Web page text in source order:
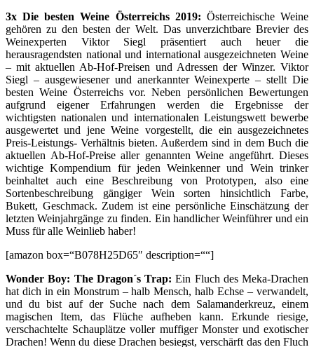
3x Die besten Weine Österreichs 2019: Österreichische Weine
gehören zu den besten der Welt. Das unverzichtbare Brevier des
Weinexperten Viktor Siegl präsentiert auch heuer die
herausragendsten national und international ausgezeichneten Weine
– mit aktuellen Ab-Hof-Preisen und Adressen der Winzer. Viktor
Siegl – ausgewiesener und anerkannter Weinexperte – stellt Die
besten Weine Österreichs vor. Neben persönlichen Bewertungen
aufgrund eigener Erfahrungen werden die Ergebnisse der
wichtigsten nationalen und internationalen Leistungswett bewerbe
ausgewertet und jene Weine vorgestellt, die ein ausgezeichnetes
Preis-Leistungs- Verhältnis bieten. Außerdem sind in dem Buch die
aktuellen Ab-Hof-Preise aller genannten Weine angeführt. Dieses
wichtige Kompendium für jeden Weinkenner und Wein trinker
beinhaltet auch eine Beschreibung von Prototypen, also eine
Sortenbeschreibung gängiger Wein sorten hinsichtlich Farbe,
Bukett, Geschmack. Zudem ist eine persönliche Einschätzung der
letzten Weinjahrgänge zu finden. Ein handlicher Weinführer und ein
Muss für alle Weinlieb haber!
[amazon box=“B078H25D65″ description=““]
Wonder Boy: The Dragon´s Trap: Ein Fluch des Meka-Drachen
hat dich in ein Monstrum – halb Mensch, halb Echse – verwandelt,
und du bist auf der Suche nach dem Salamanderkreuz, einem
magischen Item, das Flüche aufheben kann. Erkunde riesige,
verschachtelte Schauplätze voller muffiger Monster und exotischer
Drachen! Wenn du diese Drachen besiegst, verschärft das den Fluch